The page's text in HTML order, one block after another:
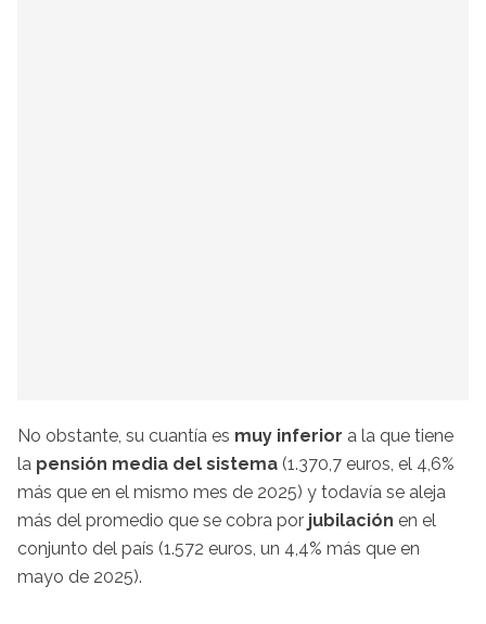
No obstante, su cuantía es muy inferior a la que tiene
la pensión media del sistema (1.370,7 euros, el 4,6%
más que en el mismo mes de 2025) y todavía se aleja
más del promedio que se cobra por jubilación en el
conjunto del país (1.572 euros, un 4,4% más que en
mayo de 2025).